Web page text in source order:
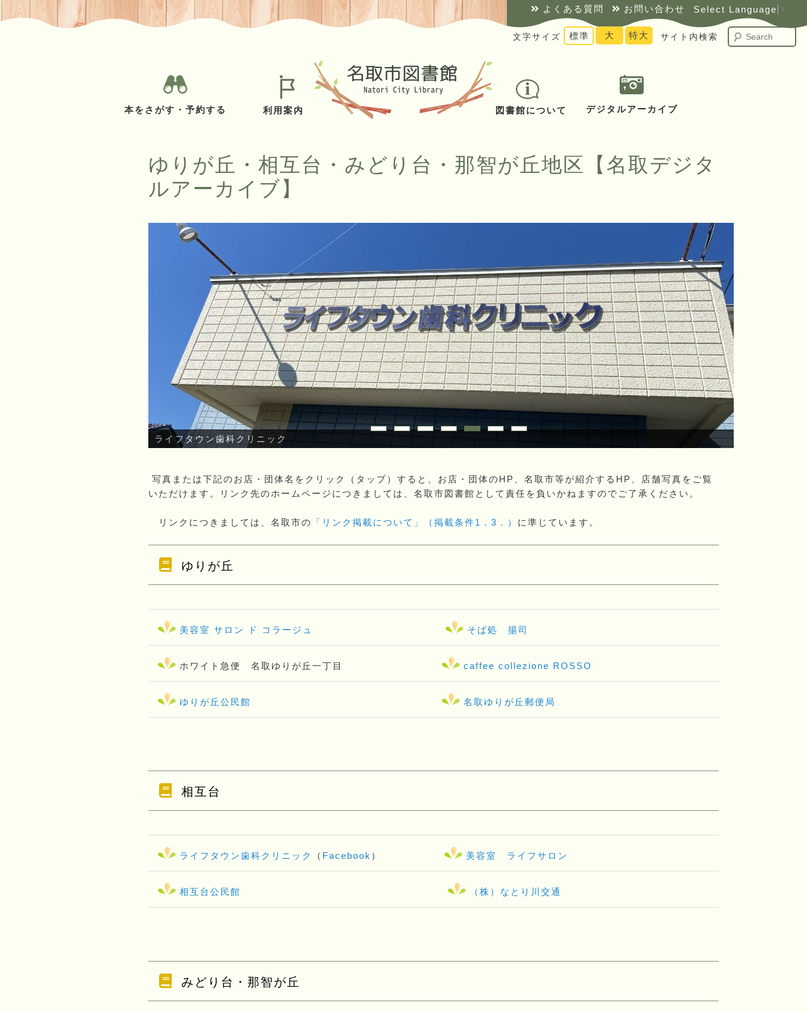
本をさがす・予約する 利用案内 図書館について デジタルアーカイブ
よくある質問 お問い合わせ Select Language ▼
文字サイズ 標準 大 特大 サイト内検索
ゆりが丘・相互台・みどり台・那智が丘地区【名取デジタ
ルアーカイブ】
ライフタウン歯科クリニック
写真または下記のお店・団体名をクリック（タップ）すると、お店・団体のHP、名取市等が紹介するHP、店舗写真をご覧
いただけます。リンク先のホームページにつきましては、名取市図書館として責任を負いかねますのでご了承ください。
リンクにつきましては、名取市の 「リンク掲載について」（掲載条件1．3．） に準じています。
ゆりが丘
美容室 サロン ド コラージュ そば処 揚司
ホワイト急便 名取ゆりが丘一丁目 caffee collezione ROSSO
ゆりが丘公民館 名取ゆりが丘郵便局
相互台
ライフタウン歯科クリニック （ Facebook ） 美容室 ライフサロン
相互台公民館 （株）なとり川交通
みどり台・那智が丘